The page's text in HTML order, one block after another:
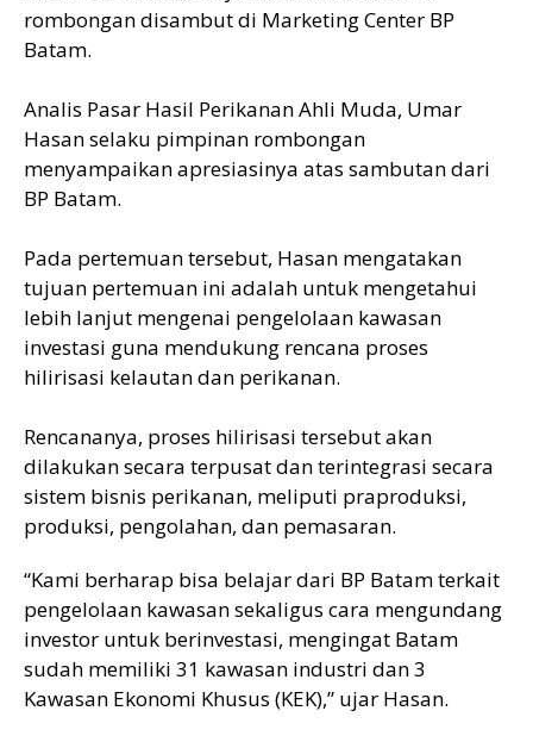
rombongan disambut di Marketing Center BP
Batam.
Analis Pasar Hasil Perikanan Ahli Muda, Umar
Hasan selaku pimpinan rombongan
menyampaikan apresiasinya atas sambutan dari
BP Batam.
Pada pertemuan tersebut, Hasan mengatakan
tujuan pertemuan ini adalah untuk mengetahui
lebih lanjut mengenai pengelolaan kawasan
investasi guna mendukung rencana proses
hilirisasi kelautan dan perikanan.
Rencananya, proses hilirisasi tersebut akan
dilakukan secara terpusat dan terintegrasi secara
sistem bisnis perikanan, meliputi praproduksi,
produksi, pengolahan, dan pemasaran.
“Kami berharap bisa belajar dari BP Batam terkait
pengelolaan kawasan sekaligus cara mengundang
investor untuk berinvestasi, mengingat Batam
sudah memiliki 31 kawasan industri dan 3
Kawasan Ekonomi Khusus (KEK),” ujar Hasan.